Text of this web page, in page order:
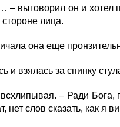
он и хотел
лица.
она еще
и взялась за спинку
– Ради Бога,
нет слов сказать, как я